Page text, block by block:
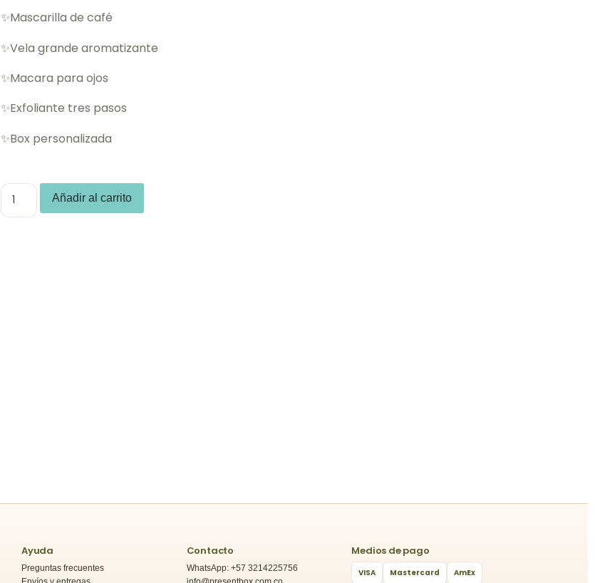
✨Mascarilla de café
✨Vela grande aromatizante
✨Macara para ojos
✨Exfoliante tres pasos
✨Box personalizada
Añadir al carrito
Ayuda
Preguntas frecuentes
Contacto
WhatsApp: +57 3214225756
Medios de pago
VISA Mastercard AmEx